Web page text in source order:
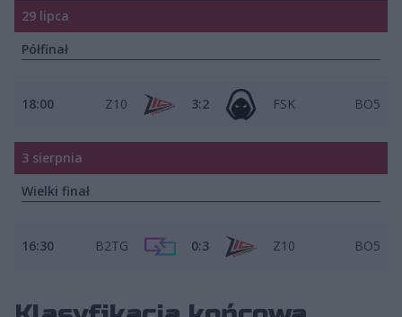
29 lipca
Półfinał
18:00 Z10 3:2 FSK BO5
3 sierpnia
Wielki finał
16:30 B2TG 0:3 Z10 BO5